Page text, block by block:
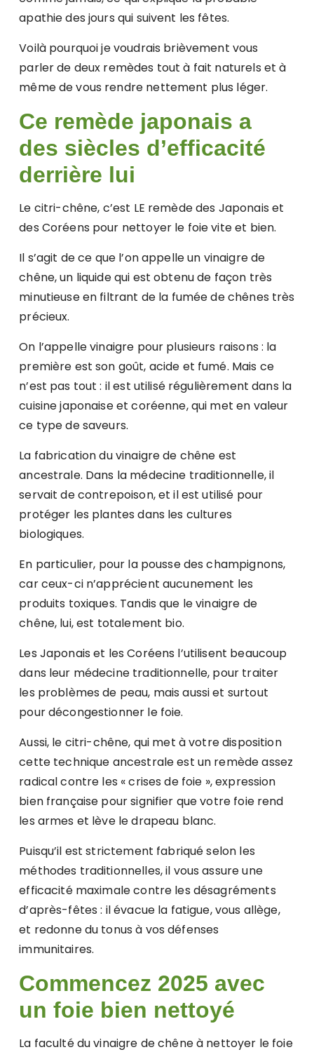
apathie des jours qui suivent les fêtes.
Voilà pourquoi je voudrais brièvement vous
parler de deux remèdes tout à fait naturels et à
même de vous rendre nettement plus léger.
Ce remède japonais a
des siècles d’efficacité
derrière lui
Le citri-chêne, c’est LE remède des Japonais et
des Coréens pour nettoyer le foie vite et bien.
Il s’agit de ce que l’on appelle un vinaigre de
chêne, un liquide qui est obtenu de façon très
minutieuse en filtrant de la fumée de chênes très
précieux.
On l’appelle vinaigre pour plusieurs raisons : la
première est son goût, acide et fumé. Mais ce
n’est pas tout : il est utilisé régulièrement dans la
cuisine japonaise et coréenne, qui met en valeur
ce type de saveurs.
La fabrication du vinaigre de chêne est
ancestrale. Dans la médecine traditionnelle, il
servait de contrepoison, et il est utilisé pour
protéger les plantes dans les cultures
biologiques.
En particulier, pour la pousse des champignons,
car ceux-ci n’apprécient aucunement les
produits toxiques. Tandis que le vinaigre de
chêne, lui, est totalement bio.
Les Japonais et les Coréens l’utilisent beaucoup
dans leur médecine traditionnelle, pour traiter
les problèmes de peau, mais aussi et surtout
pour décongestionner le foie.
Aussi, le citri-chêne, qui met à votre disposition
cette technique ancestrale est un remède assez
radical contre les « crises de foie », expression
bien française pour signifier que votre foie rend
les armes et lève le drapeau blanc.
Puisqu’il est strictement fabriqué selon les
méthodes traditionnelles, il vous assure une
efficacité maximale contre les désagréments
d’après-fêtes : il évacue la fatigue, vous allège,
et redonne du tonus à vos défenses
immunitaires.
Commencez 2025 avec
un foie bien nettoyé
La faculté du vinaigre de chêne à nettoyer le foie